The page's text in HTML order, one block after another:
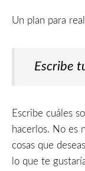
Un plan para
Escribe
Escribe cuáles
hacerlos. No es
cosas que
lo que te